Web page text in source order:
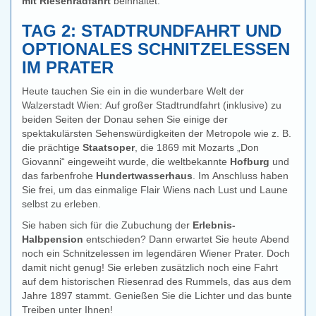
TAG 2: STADTRUNDFAHRT UND
OPTIONALES SCHNITZELESSEN
IM PRATER
Heute tauchen Sie ein in die wunderbare Welt der
Walzerstadt Wien: Auf großer Stadtrundfahrt (inklusive) zu
beiden Seiten der Donau sehen Sie einige der
spektakulärsten Sehenswürdigkeiten der Metropole wie z. B.
die prächtige Staatsoper, die 1869 mit Mozarts „Don
Giovanni“ eingeweiht wurde, die weltbekannte Hofburg und
das farbenfrohe Hundertwasserhaus . Im Anschluss haben
Sie frei, um das einmalige Flair Wiens nach Lust und Laune
selbst zu erleben.
Sie haben sich für die Zubuchung der Erlebnis-
Halbpension entschieden? Dann erwartet Sie heute Abend
noch ein Schnitzelessen im legendären Wiener Prater. Doch
damit nicht genug! Sie erleben zusätzlich noch eine Fahrt
auf dem historischen Riesenrad des Rummels, das aus dem
Jahre 1897 stammt. Genießen Sie die Lichter und das bunte
Treiben unter Ihnen!